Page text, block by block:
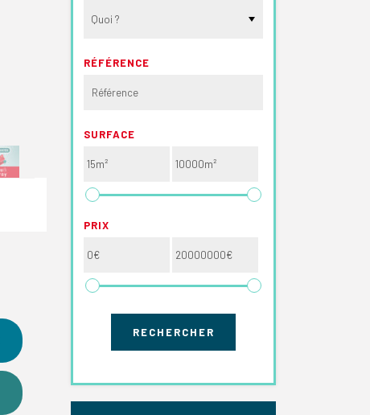
Quoi ?
RÉFÉRENCE
SURFACE
PRIX